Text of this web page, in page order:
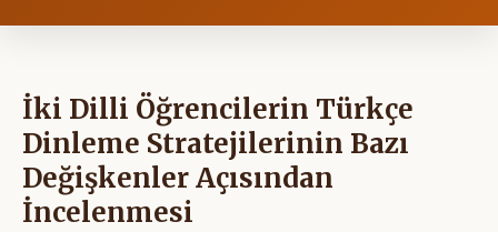
İki Dilli Öğrencilerin Türkçe
Dinleme Stratejilerinin Bazı
Değişkenler Açısından
İncelenmesi